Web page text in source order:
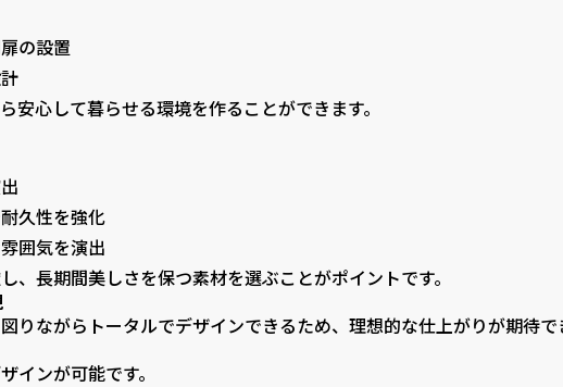
の設置
安心して暮らせる環境を作ることができます。
久性を強化
囲気を演出
、長期間美しさを保つ素材を選ぶことがポイントです。
りながらトータルでデザインできるため、理想的な仕上がりが期待で
インが可能です。